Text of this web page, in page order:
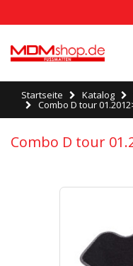
Startseite Katalog
Combo D tour
Combo D tour